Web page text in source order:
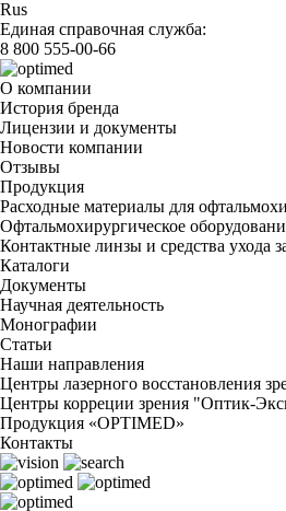
Rus
Единая справочная служба:
8 800 555-00-66
О компании
История бренда
Лицензии и документы
Новости компании
Отзывы
Продукция
Расходные материалы для
Офтальмохирургическое
Контактные линзы и средства ухода
Каталоги
Документы
Научная деятельность
Монографии
Статьи
Наши направления
Центры лазерного восстановления
Центры корреции зрения "Оптик-
Продукция «OPTIMED»
Контакты